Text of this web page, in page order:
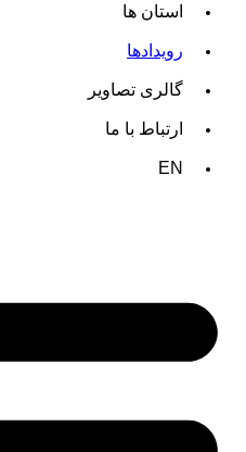
استان ها
رویدادها
گالری تصاویر
ارتباط با ما
EN